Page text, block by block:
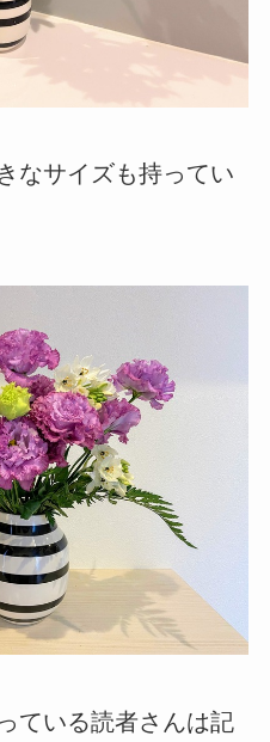
なサイズも持ってい
ている読者さんは記